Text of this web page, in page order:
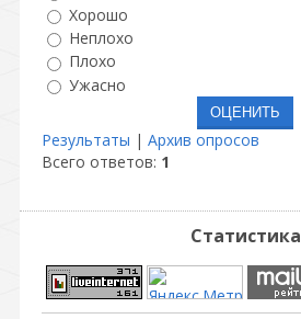
Хорошо
Неплохо
Плохо
Ужасно
Результаты | Архив опросов
Всего ответов: 1
Статистика